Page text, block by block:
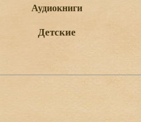
Аудиокниги
Детские